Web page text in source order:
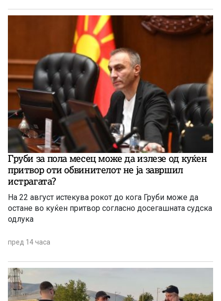
Груби за пола месец може да излезе од куќен
притвор оти обвинителот не ја завршил
истрагата?
На 22 август истекува рокот до кога Груби може да
остане во куќен притвор согласно досегашната судска
одлука
пред 14 часа